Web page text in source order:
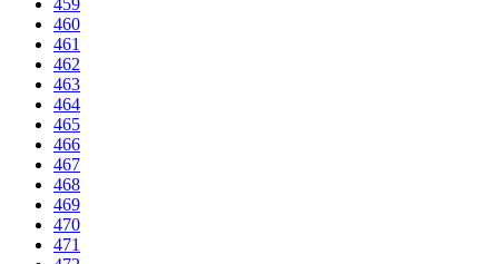
459
460
461
462
463
464
465
466
467
468
469
470
471